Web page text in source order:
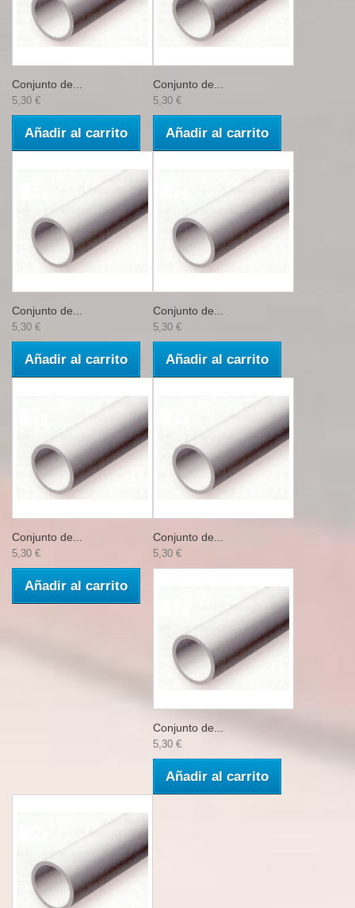
Conjunto de...
5,30 €
Añadir al carrito
Conjunto de...
5,30 €
Añadir al carrito
Conjunto de...
5,30 €
Añadir al carrito
Conjunto de...
5,30 €
Añadir al carrito
Conjunto de...
5,30 €
Añadir al carrito
Conjunto de...
5,30 €
Conjunto de...
5,30 €
Añadir al carrito